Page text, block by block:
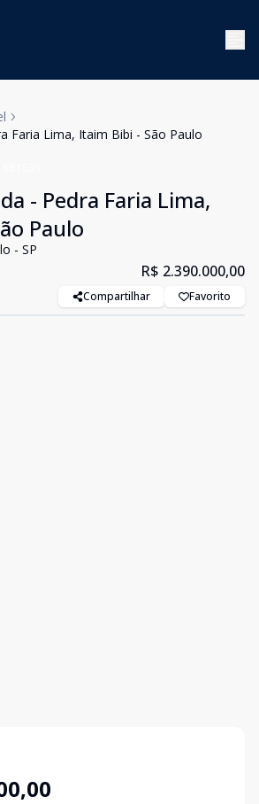
Faria Lima, Itaim Bibi - São Paulo
- Pedra Faria Lima,
Paulo
- SP
R$ 2.390.000,00
Compartilhar Favorito